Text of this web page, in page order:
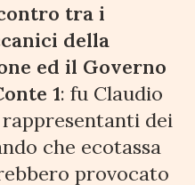
tra i
della
ed il Governo
1: fu Claudio
dei
che ecotassa
provocato